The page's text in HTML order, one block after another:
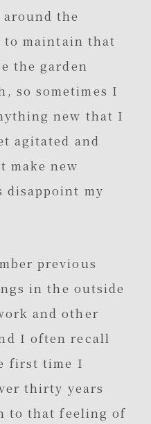
the
maintain that
the garden
so sometimes I
new that I
agitated and
make new
disappoint my
previous
in the outside
and other
I often recall
first time I
thirty years
to that feeling of